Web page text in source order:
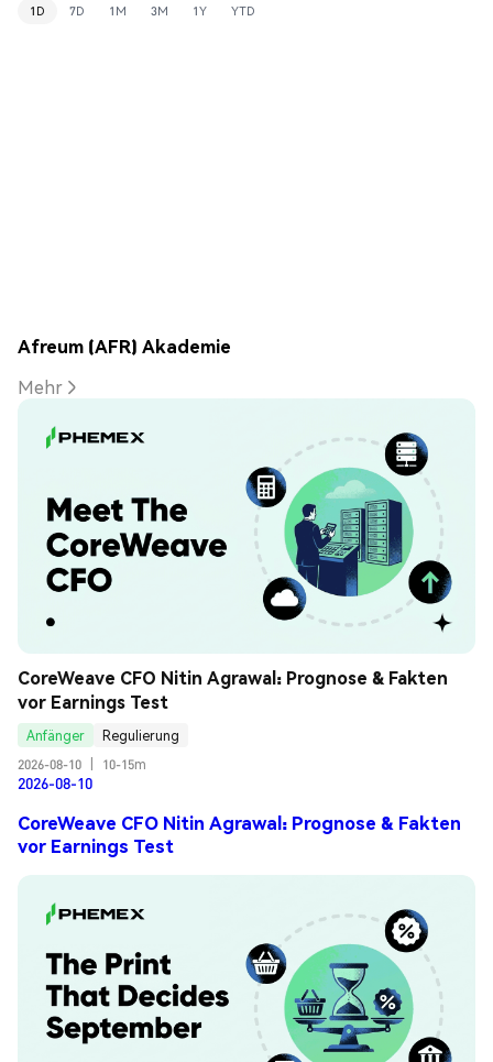
1D 7D 1M 3M 1Y YTD
Afreum (AFR) Akademie
Mehr
CoreWeave CFO Nitin Agrawal: Prognose & Fakten
vor Earnings Test
Anfänger
Regulierung
2026-08-10
10-15m
2026-08-10
CoreWeave CFO Nitin Agrawal: Prognose & Fakten
vor Earnings Test